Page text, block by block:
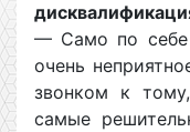
— Само по себе
очень
звонком к
самые